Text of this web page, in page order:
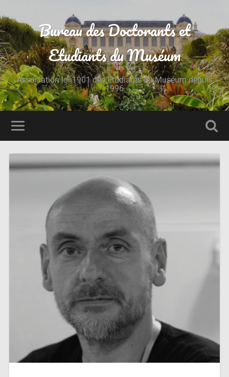
Bureau des Doctorants et
Etudiants du Muséum
Association loi 1901 des Étudiants du Muséum depuis
1996